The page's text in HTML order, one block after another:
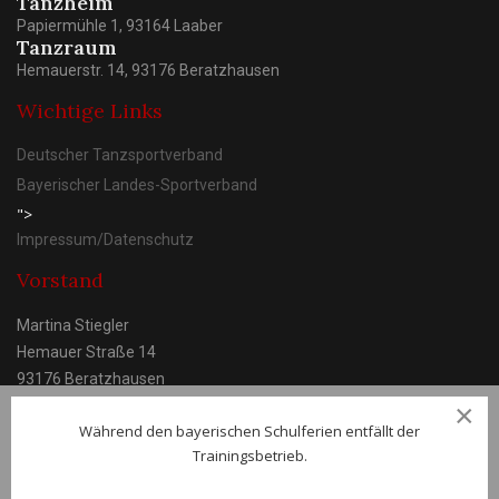
Papiermühle 1, 93164 Laaber
Tanzraum
Hemauerstr. 14, 93176 Beratzhausen
Wichtige Links
Deutscher Tanzsportverband
Bayerischer Landes-Sportverband
">
Impressum/Datenschutz
Vorstand
Martina Stiegler
Hemauer Straße 14
93176 Beratzhausen
×
Während den bayerischen Schulferien entfällt der
Trainingsbetrieb.